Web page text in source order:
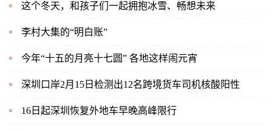
这个冬天，和孩子们一起拥抱冰雪、畅想未来
李村大集的“明白账”
今年“十五的月亮十七圆” 各地这样闹元宵
深圳口岸2月15日检测出12名跨境货车司机核酸阳性
16日起深圳恢复外地车早晚高峰限行